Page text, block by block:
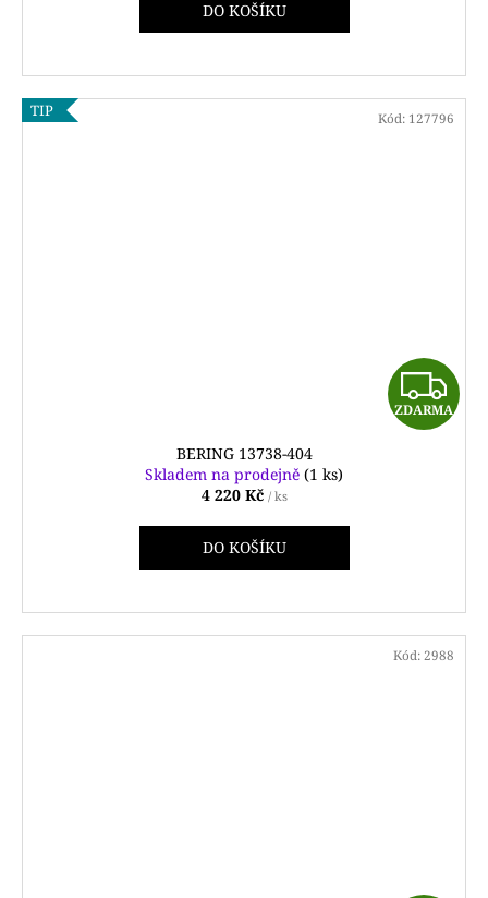
A
DO KOŠÍKU
TIP
Z
D
A
ZDARMA
BERING 13738-404
Skladem na prodejně (1 ks)
4 220 Kč / ks
DO KOŠÍKU
Kód: 127796
Kód: 2988